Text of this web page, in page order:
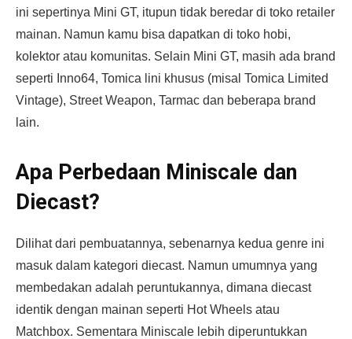
ini sepertinya Mini GT, itupun tidak beredar di toko retailer
mainan. Namun kamu bisa dapatkan di toko hobi,
kolektor atau komunitas. Selain Mini GT, masih ada brand
seperti Inno64, Tomica lini khusus (misal Tomica Limited
Vintage), Street Weapon, Tarmac dan beberapa brand
lain.
Apa Perbedaan Miniscale dan
Diecast?
Dilihat dari pembuatannya, sebenarnya kedua genre ini
masuk dalam kategori diecast. Namun umumnya yang
membedakan adalah peruntukannya, dimana diecast
identik dengan mainan seperti Hot Wheels atau
Matchbox. Sementara Miniscale lebih diperuntukkan